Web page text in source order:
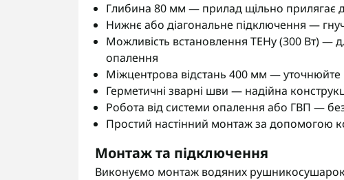
Глибина 80 мм — прилад щільно прилягає
Нижнє або діагональне підключення —
Можливість встановлення ТЕНу (300 Вт) —
опалення
Міжцентрова відстань 400 мм — уточнюйте
Герметичні зварні шви — надійна
Робота від системи опалення або ГВП —
Простий настінний монтаж за допомогою
Монтаж та підключення
Виконуємо монтаж водяних рушникосушарок